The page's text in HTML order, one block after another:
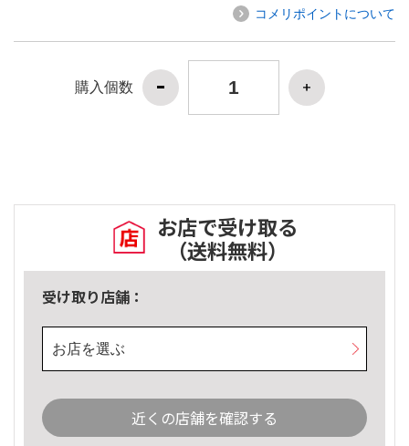
コメリポイントについて
購入個数
お店で受け取る
（送料無料）
受け取り店舗：
お店を選ぶ
近くの店舗を確認する